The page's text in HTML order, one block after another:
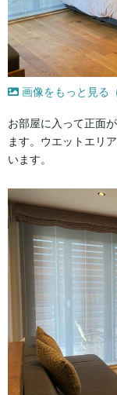
画像をもっと見る
お部屋に入って正面
ます。ウエットエリ
います。